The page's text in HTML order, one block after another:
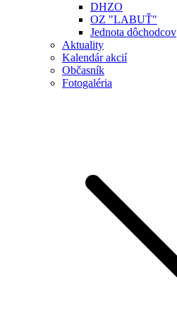
DHZO
OZ "LABUŤ"
Jednota dôchodcov
Aktuality
Kalendár akcií
Občasník
Fotogaléria